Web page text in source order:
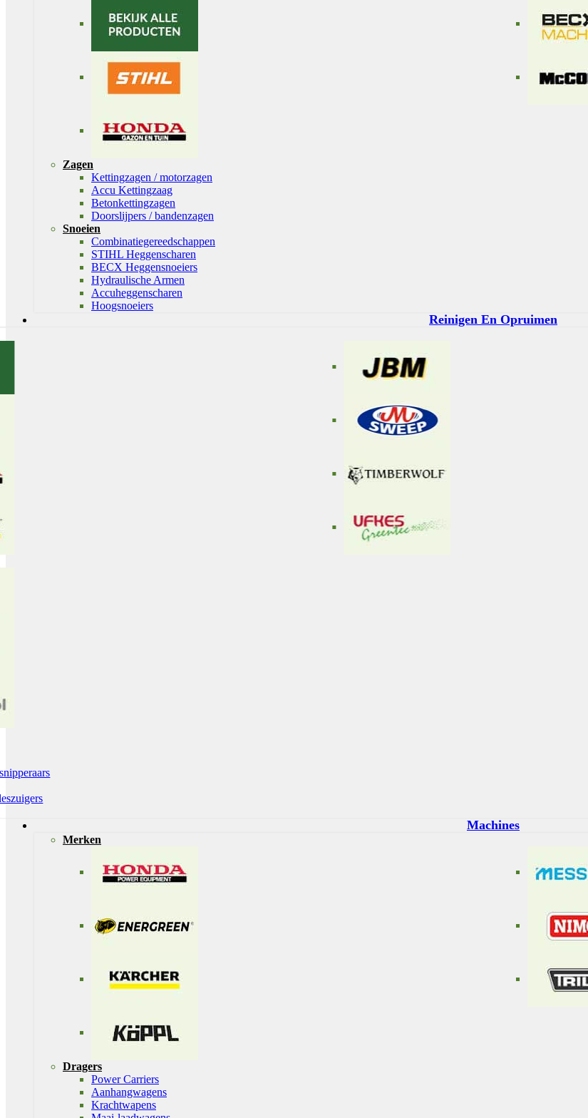
Zagen
Kettingzagen / motorzagen
Accu Kettingzaag
Betonkettingzagen
Doorslijpers / bandenzagen
Snoeien
Combinatiegereedschappen
STIHL Heggenscharen
BECX Heggensnoeiers
Hydraulische Armen
Accuheggenscharen
Hoogsnoeiers
Reinigen En Opruimen
Machines
Merken
Dragers
Power Carriers
Aanhangwagens
Krachtwapens